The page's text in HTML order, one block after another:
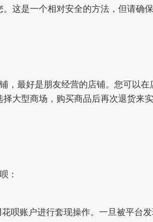
这是一个相对安全的方法，但请确
，最好是朋友经营的店铺。您可以
大型商场，购买商品后再次退货来实
：
呗账户进行套现操作。一旦被平台